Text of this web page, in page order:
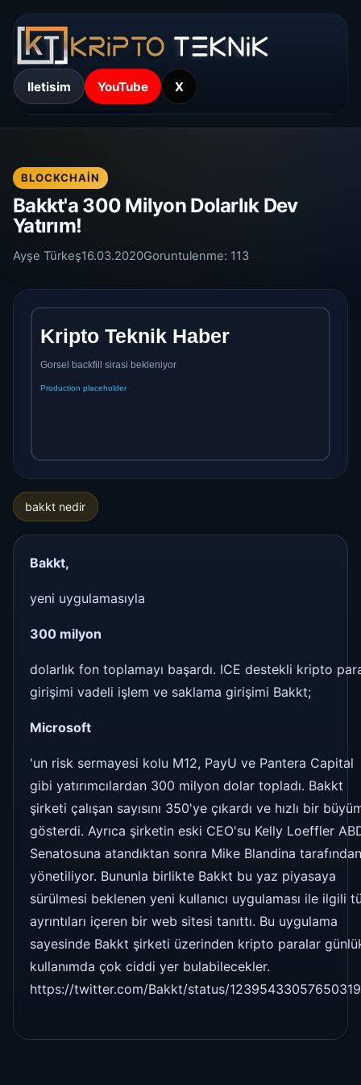
Iletisim YouTube X
BLOCKCHAIN
Bakkt'a 300 Milyon Dolarlık Dev
Yatırım!
Ayşe Türkeş16.03.2020Goruntulenme: 113
bakkt nedir
Bakkt,
yeni uygulamasıyla
300 milyon
dolarlık fon toplamayı başardı. ICE destekli kripto
girişimi vadeli işlem ve saklama girişimi Bakkt;
Microsoft
'un risk sermayesi kolu M12, PayU ve Pantera Capital
gibi yatırımcılardan 300 milyon dolar topladı. Bakkt
şirketi çalışan sayısını 350'ye çıkardı ve hızlı bir
gösterdi. Ayrıca şirketin eski CEO'su Kelly Loeffler
Senatosuna atandıktan sonra Mike Blandina tarafından
yönetiliyor. Bununla birlikte Bakkt bu yaz piyasaya
sürülmesi beklenen yeni kullanıcı uygulaması ile ilgili
ayrıntıları içeren bir web sitesi tanıttı. Bu uygulama
sayesinde Bakkt şirketi üzerinden kripto paralar
kullanımda çok ciddi yer bulabilecekler.
https://twitter.com/Bakkt/status/